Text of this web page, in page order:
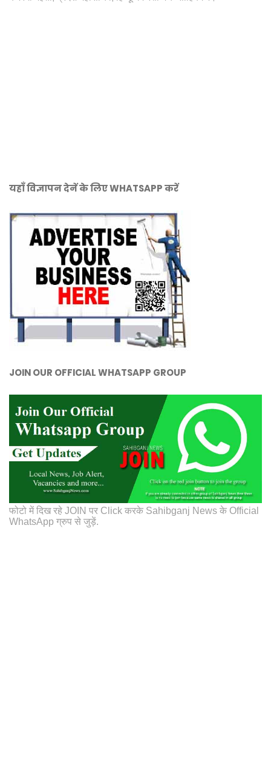
यहाँ विज्ञापन देनें के लिए WHATSAPP करें
JOIN OUR OFFICIAL WHATSAPP GROUP
फोटो में दिख रहे JOIN पर Click करके Sahibganj News के Official
WhatsApp ग्रुप से जुड़ें.